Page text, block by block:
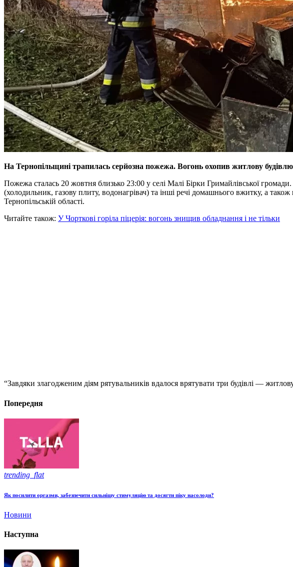
На Тернопільщині трапилась серйозна пожежа. Вогонь охопив житлову
Пожежа сталась 20 жовтня близько 23:00 у селі Малі Бірки Гримайлівської
(холодильник, газову плиту, водонагрівач) та інші речі домашнього вжитку, а
Тернопільській області.
Читайте також: У Чорткові горіла піцерія: вогонь знищив обладнання і не тільки
“Завдяки злагодженим діям рятувальників вдалося врятувати три будівлі —
Попередня
trending_flat
Як посилити оргазми, забезпечити сильнішу стимуляцію та досягти піку насолоди?
Новини
Наступна